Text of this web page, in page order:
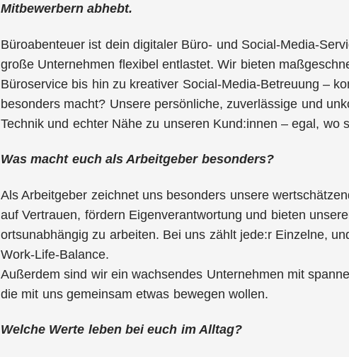
Mitbewerbern abhebt.
Büroabenteuer ist dein digitaler Büro- und Social-Media-
große Unternehmen flexibel entlastet. Wir bieten
Büroservice bis hin zu kreativer Social-Media-Betreuung –
besonders macht? Unsere persönliche, zuverlässige und
Technik und echter Nähe zu unseren Kund:innen – egal, wo
Was macht euch als Arbeitgeber besonders?
Als Arbeitgeber zeichnet uns besonders unsere
auf Vertrauen, fördern Eigenverantwortung und bieten
ortsunabhängig zu arbeiten. Bei uns zählt jede:r Einzelne,
Work-Life-Balance.
Außerdem sind wir ein wachsendes Unternehmen mit
die mit uns gemeinsam etwas bewegen wollen.
Welche Werte leben bei euch im Alltag?